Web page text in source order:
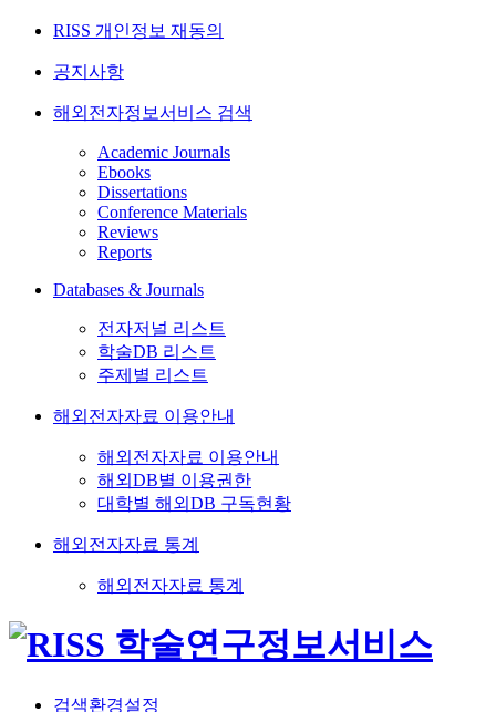
RISS 개인정보 재동의
공지사항
해외전자정보서비스 검색
Academic Journals
Ebooks
Dissertations
Conference Materials
Reviews
Reports
Databases & Journals
전자저널 리스트
학술DB 리스트
주제별 리스트
해외전자자료 이용안내
해외전자자료 이용안내
해외DB별 이용권한
대학별 해외DB 구독현황
해외전자자료 통계
해외전자자료 통계
검색환경설정